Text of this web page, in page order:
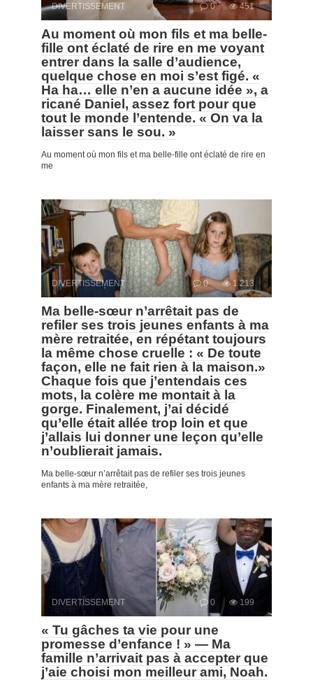
DIVERTISSEMENT 0 451
Au moment où mon fils et ma belle-
fille ont éclaté de rire en me voyant
entrer dans la salle d’audience,
quelque chose en moi s’est figé. «
Ha ha… elle n’en a aucune idée », a
ricané Daniel, assez fort pour que
tout le monde l’entende. « On va la
laisser sans le sou. »
Au moment où mon fils et ma belle-fille ont éclaté de rire en
me
DIVERTISSEMENT 0 1 213
Ma belle-sœur n’arrêtait pas de
refiler ses trois jeunes enfants à ma
mère retraitée, en répétant toujours
la même chose cruelle : « De toute
façon, elle ne fait rien à la maison.»
Chaque fois que j’entendais ces
mots, la colère me montait à la
gorge. Finalement, j’ai décidé
qu’elle était allée trop loin et que
j’allais lui donner une leçon qu’elle
n’oublierait jamais.
Ma belle-sœur n’arrêtait pas de refiler ses trois jeunes
enfants à ma mère retraitée,
DIVERTISSEMENT 0 199
« Tu gâches ta vie pour une
promesse d’enfance ! » — Ma
famille n’arrivait pas à accepter que
j’aie choisi mon meilleur ami, Noah.